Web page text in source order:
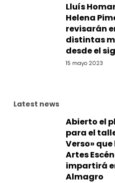
Lluís
Helena
revisarán
distintas
desde el
15 mayo 2023
Latest news
Abierto el
para el
Verso»
Artes
impartirá
Almagro